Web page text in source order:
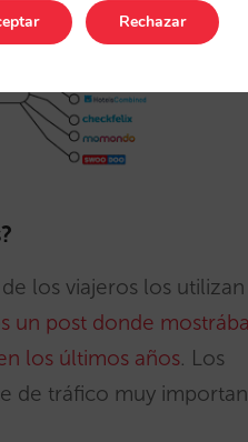
los viajeros los
un post donde
los últimos años. Los
de tráfico muy
Rechazar